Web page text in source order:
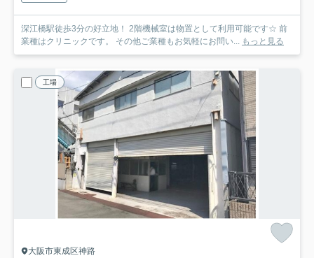
深江橋駅徒歩3分の好立地！ 2階機械室は物置として利用可能です☆ 前
業種はクリニックです。 その他ご業種もお気軽にお問い... もっと見る
工場
大阪市東成区神路